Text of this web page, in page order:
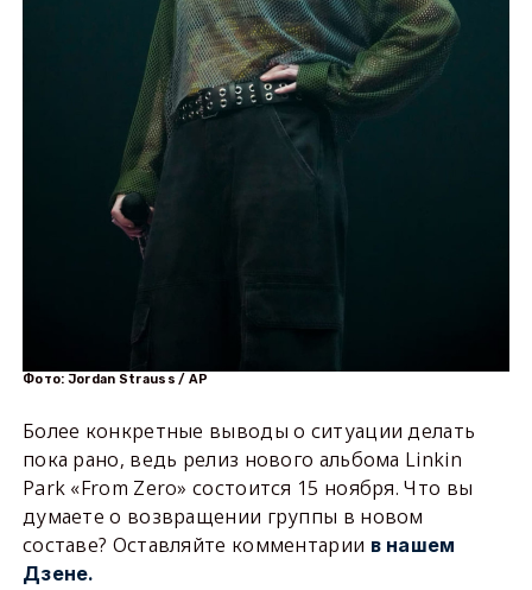
Фото: Jordan Strauss / AP
Более конкретные выводы о ситуации делать
пока рано, ведь релиз нового альбома Linkin
Park «From Zero» состоится 15 ноября. Что вы
думаете о возвращении группы в новом
составе? Оставляйте комментарии в нашем
Дзене.